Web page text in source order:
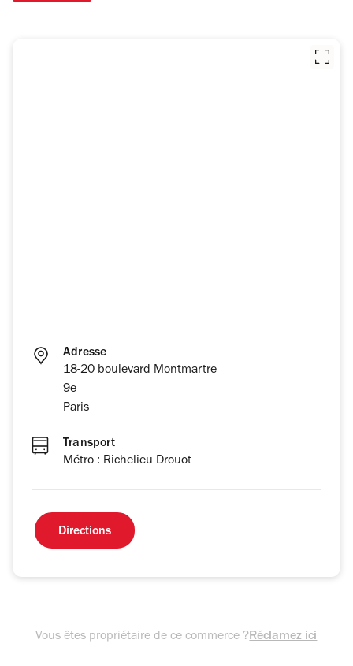
Adresse
18-20 boulevard Montmartre
9e
Paris
Transport
Métro : Richelieu-Drouot
Directions
Vous êtes propriétaire de ce commerce ?Réclamez ici